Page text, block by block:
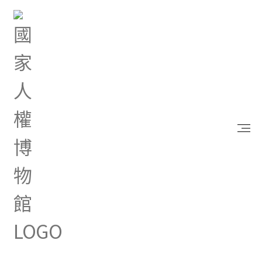
首頁
囚--陳武鎮作品集2015-2018